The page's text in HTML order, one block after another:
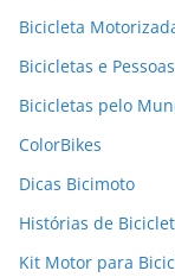
Bicicleta
Bicicletas e Pessoas
Bicicletas pelo
ColorBikes
Dicas Bicimoto
Histórias de
Kit Motor para